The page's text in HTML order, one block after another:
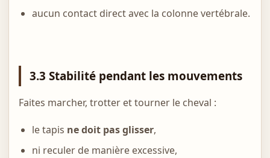
aucun contact direct avec la colonne vertébrale.
3.3 Stabilité pendant les mouvements
Faites marcher, trotter et tourner le cheval :
le tapis ne doit pas glisser,
ni reculer de manière excessive,